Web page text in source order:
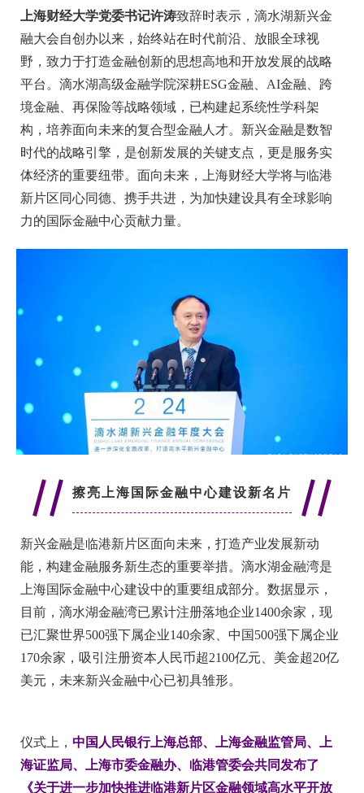
上海财经大学党委书记许涛致辞时表示，滴水湖新兴金
融大会自创办以来，始终站在时代前沿、放眼全球视
野，致力于打造金融创新的思想高地和开放发展的战略
平台。滴水湖高级金融学院深耕ESG金融、AI金融、跨
境金融、再保险等战略领域，已构建起系统性学科架
构，培养面向未来的复合型金融人才。新兴金融是数智
时代的战略引擎，是创新发展的关键支点，更是服务实
体经济的重要纽带。面向未来，上海财经大学将与临港
新片区同心同德、携手共进，为加快建设具有全球影响
力的国际金融中心贡献力量。
擦亮上海国际金融中心建设新名片
新兴金融是临港新片区面向未来，打造产业发展新动
能，构建金融服务新生态的重要举措。滴水湖金融湾是
上海国际金融中心建设中的重要组成部分。数据显示，
目前，滴水湖金融湾已累计注册落地企业1400余家，现
已汇聚世界500强下属企业140余家、中国500强下属企业
170余家，吸引注册资本人民币超2100亿元、美金超20亿
美元，未来新兴金融中心已初具雏形。
仪式上， 中国人民银行上海总部、上海金融监管局、上
海证监局、上海市委金融办、临港管委会共同发布了
《关于进一步加快推进临港新片区金融领域高水平开放